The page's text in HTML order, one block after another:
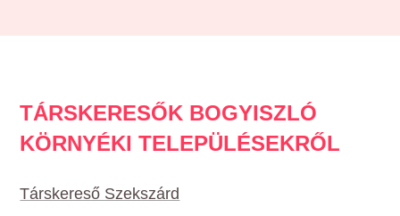
TÁRSKERESŐK BOGYISZLÓ
KÖRNYÉKI TELEPÜLÉSEKRŐL
Társkereső Szekszárd